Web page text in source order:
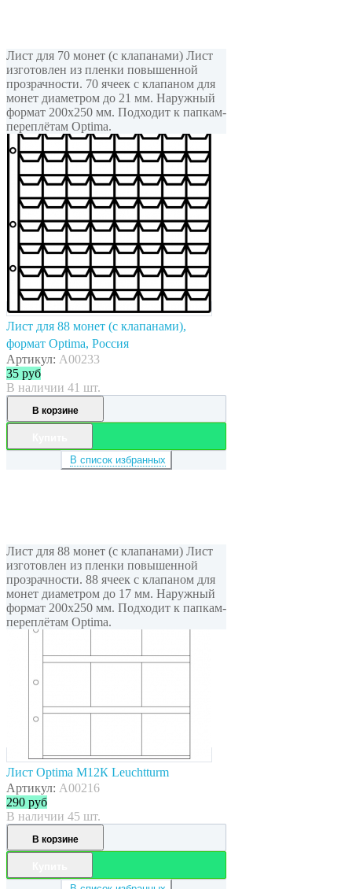
Лист для 70 монет (с клапанами) Лист
изготовлен из пленки повышенной
прозрачности. 70 ячеек с клапаном для
монет диаметром до 21 мм. Наружный
формат 200x250 мм. Подходит к папкам-
переплётам Optima.
Лист для 88 монет (с клапанами),
формат Optima, Россия
Артикул: A00233
35 руб
В наличии 41 шт.
В корзине
В список избранных
Лист для 88 монет (с клапанами) Лист
изготовлен из пленки повышенной
прозрачности. 88 ячеек с клапаном для
монет диаметром до 17 мм. Наружный
формат 200x250 мм. Подходит к папкам-
переплётам Optima.
Лист Optima M12К Leuchtturm
Артикул: A00216
290 руб
В наличии 45 шт.
В корзине